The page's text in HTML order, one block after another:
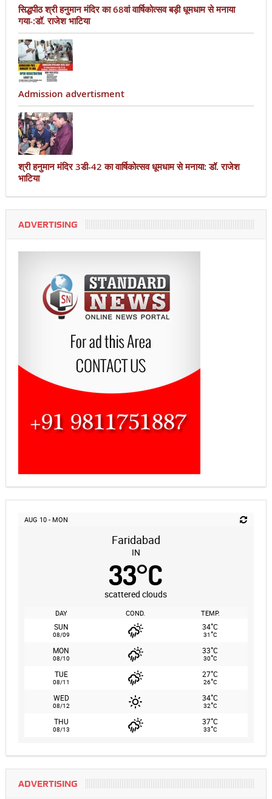
सिद्धपीठ श्री हनुमान मंदिर का 68वां वार्षिकोत्सव बड़ी धूमधाम से मनाया
गया-:डॉ. राजेश भाटिया
Admission advertisment
श्री हनुमान मंदिर 3डी-42 का वार्षिकोत्सव धूमधाम से मनाया: डॉ. राजेश
भाटिया
ADVERTISING
AUG 10 - MON
Faridabad
IN
33°C
scattered clouds
DAY COND. TEMP.
SUN
08/09
34°C
31°C
MON
08/10
33°C
30°C
TUE
08/11
27°C
26°C
WED
08/12
34°C
32°C
THU
08/13
37°C
33°C
ADVERTISING